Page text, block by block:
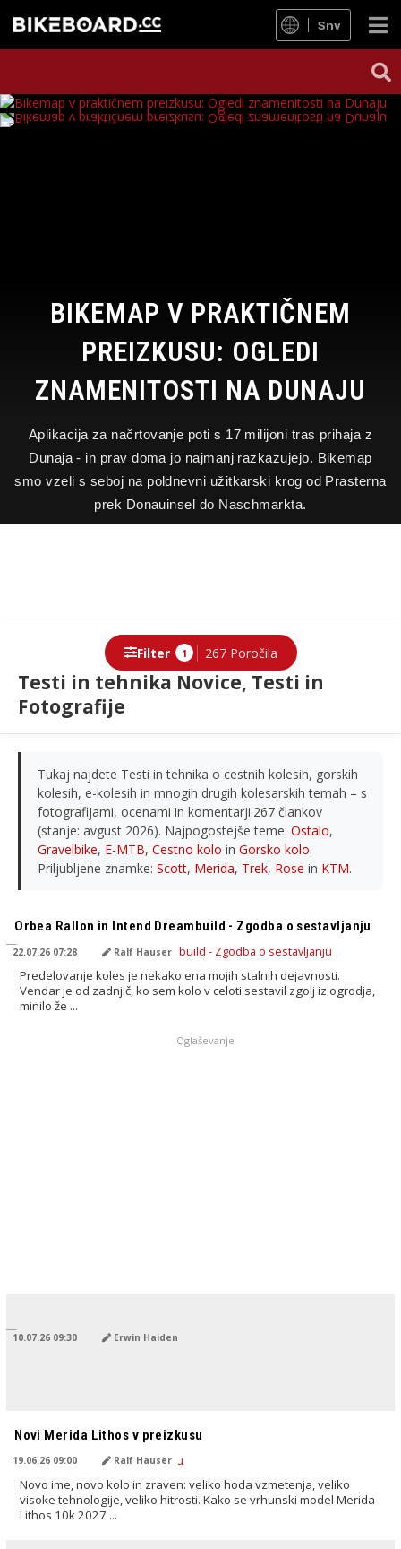
Snv
BIKEMAP V PRAKTIČNEM
PREIZKUSU: OGLEDI
ZNAMENITOSTI NA DUNAJU
Aplikacija za načrtovanje poti s 17 milijoni tras prihaja z
Dunaja - in prav doma jo najmanj razkazujejo. Bikemap
smo vzeli s seboj na poldnevni užitkarski krog od Prasterna
prek Donauinsel do Naschmarkta.
Testi in tehnika Novice, Testi in
Fotografije
Filter 1 267 Poročila
Tukaj najdete Testi in tehnika o cestnih kolesih, gorskih
kolesih, e-kolesih in mnogih drugih kolesarskih temah – s
fotografijami, ocenami in komentarji.267 člankov
(stanje: avgust 2026). Najpogostejše teme: Ostalo,
Gravelbike, E-MTB, Cestno kolo in Gorsko kolo.
Priljubljene znamke: Scott, Merida, Trek, Rose in KTM.
Orbea Rallon in Intend Dreambuild - Zgodba o sestavljanju
22.07.26 07:28 Ralf Hauser
Predelovanje koles je nekako ena mojih stalnih dejavnosti.
Vendar je od zadnjič, ko sem kolo v celoti sestavil zgolj iz ogrodja,
minilo že ...
Oglaševanje
10.07.26 09:30 Erwin Haiden
Novi Merida Lithos v preizkusu
19.06.26 09:00 Ralf Hauser
Novo ime, novo kolo in zraven: veliko hoda vzmetenja, veliko
visoke tehnologije, veliko hitrosti. Kako se vrhunski model Merida
Lithos 10k 2027 ...